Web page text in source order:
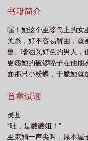
书籍简介
喔！她这个巫婆岛上的女
关系，好不容易解困，就
鲁、嗜洒又好色的男人，
更怨她的破锣嗓子在他朋
面那只小粉蝶，于脆她
但让他气恼的是他那些拜
夫的可是不悦得很！可是
是不是仙女下凡?但不管
首章试读
吴县
“哇，是菱菱姐！”
巫束娟一声尖叫，原本屋